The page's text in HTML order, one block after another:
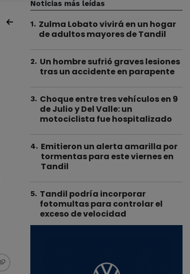
Noticias más leídas
1. Zulma Lobato vivirá en un hogar
de adultos mayores de Tandil
2. Un hombre sufrió graves lesiones
tras un accidente en parapente
3. Choque entre tres vehículos en 9
de Julio y Del Valle: un
motociclista fue hospitalizado
4. Emitieron un alerta amarilla por
tormentas para este viernes en
Tandil
5. Tandil podría incorporar
fotomultas para controlar el
exceso de velocidad